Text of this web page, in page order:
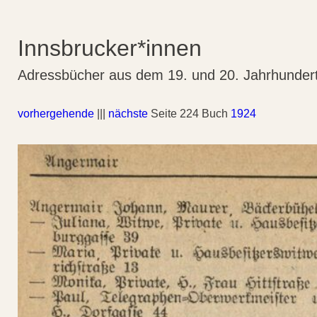
Innsbrucker*innen
Adressbücher aus dem 19. und 20.
vorhergehende nächste Seite 224 Buch 1924